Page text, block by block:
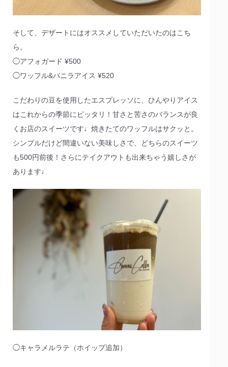
そして、デザートにはオススメしていただいたのはこち
ら。
◯アフォガード ¥500
◯ワッフル&バニラアイス ¥520
こだわりの豆を使用したエスプレッソに、ひんやりアイス
はこれからの季節にピッタリ！甘さと苦さのバランスが良
くお店のスイーツです♩焼きたてのワッフルはサクッと。
シンプルだけど間違いない美味しさで、どちらのスイーツ
も500円前後！さらにテイクアウトも出来ちゃう嬉しさが
あります♩
◯キャラメルラテ（ホイップ追加）